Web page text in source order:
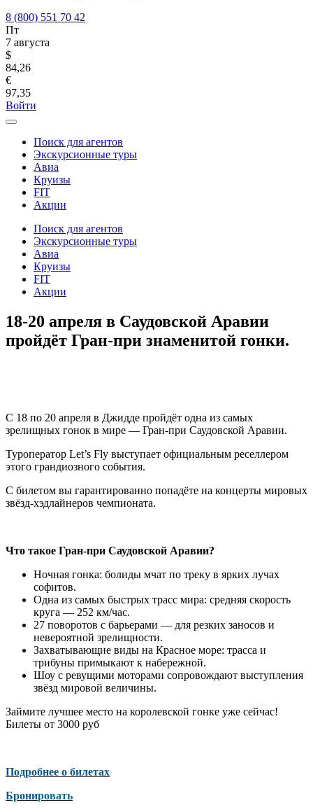
8 (800) 551 70 42
Пт
7 августа
$
84,26
€
97,35
Войти
Поиск для агентов
Экскурсионные туры
Авиа
Круизы
FIT
Акции
Поиск для агентов
Экскурсионные туры
Авиа
Круизы
FIT
Акции
18-20 апреля в Саудовской Аравии
пройдёт Гран-при знаменитой гонки.
С 18 по 20 апреля в Джидде пройдёт одна из самых
зрелищных гонок в мире — Гран-при Саудовской Аравии.
Туроператор Let’s Fly выступает официальным реселлером
этого грандиозного события.
С билетом вы гарантированно попадёте на концерты мировых
звёзд-хэдлайнеров чемпионата.
Что такое Гран-при Саудовской Аравии?
Ночная гонка: болиды мчат по треку в ярких лучах
софитов.
Одна из самых быстрых трасс мира: средняя скорость
круга — 252 км/час.
27 поворотов с барьерами — для резких заносов и
невероятной зрелищности.
Захватывающие виды на Красное море: трасса и
трибуны примыкают к набережной.
Шоу с ревущими моторами сопровождают выступления
звёзд мировой величины.
Займите лучшее место на королевской гонке уже сейчас!
Билеты от 3000 руб
Подробнее о билетах
Бронировать